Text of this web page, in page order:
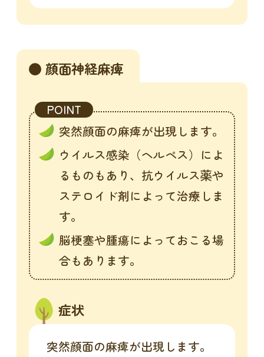
顔面神経麻痺
POINT
突然顔面の麻痺が出現します。
ウイルス感染（ヘルペス）によ
るものもあり、抗ウイルス薬や
ステロイド剤によって治療しま
す。
脳梗塞や腫瘍によっておこる場
合もあります。
症状
突然顔面の麻痺が出現します。